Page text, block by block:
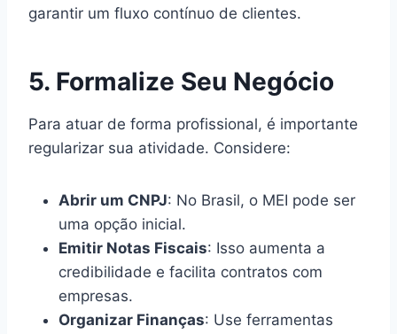
garantir um fluxo contínuo de clientes.
5. Formalize Seu Negócio
Para atuar de forma profissional, é importante
regularizar sua atividade. Considere:
Abrir um CNPJ: No Brasil, o MEI pode ser
uma opção inicial.
Emitir Notas Fiscais: Isso aumenta a
credibilidade e facilita contratos com
empresas.
Organizar Finanças: Use ferramentas